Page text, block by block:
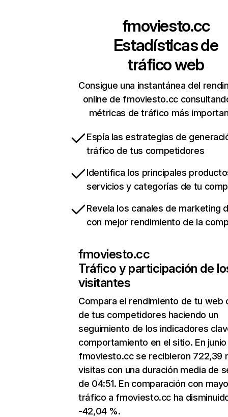
fmoviesto.cc
Estadísticas de
tráfico web
Consigue una instantánea del
online de fmoviesto.cc
métricas de tráfico más
Espía las estrategias de
tráfico de tus competidores
Identifica los principales
servicios y categorías de tu
Revela los canales de marketing
con mejor rendimiento de la
fmoviesto.cc
Tráfico y participación de
visitantes
Compara el rendimiento de tu web
de tus competidores haciendo un
seguimiento de los indicadores
comportamiento en el sitio. En junio
fmoviesto.cc se recibieron 722,39
visitas con una duración media de
de 04:51. En comparación con
tráfico a fmoviesto.cc ha
-42,04 %.